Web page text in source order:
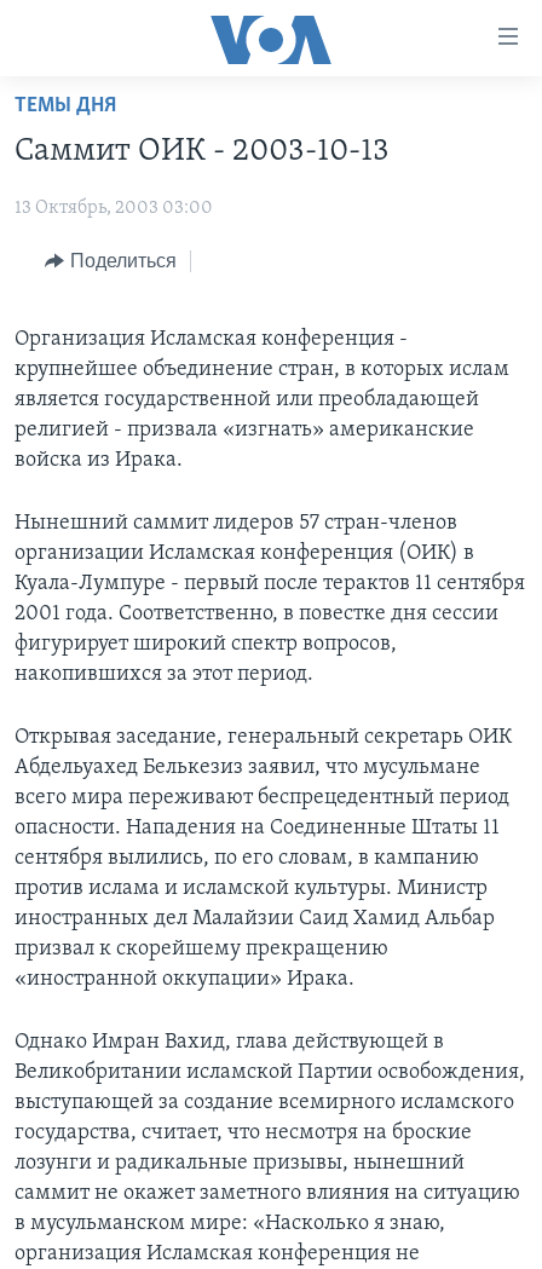
Перейти
основной
Перейти
Перейти
поиск
АМЕРИКА
НОВОСТИ ЗА МИНУТУ
ПОЧЕМУ ЭТО ВАЖНО?
ДИСКУССИЯ VOA
ДЕТАЛИ
НЬЮ-ЙОРК NEW YORK
АМЕРИКА. БОЛЬШОЕ ПУТЕШЕСТВИЕ
ПРОЕКТЫ
УЧИМ АНГЛИЙСКИЙ
А КАК В АМЕРИКЕ?
АРТЕФАКТЫ
АМЕРИКАНСКИЕ ГОРОДКИ
ЭКСПЕРТИЗА
ФАКТЫ ПРОТИВ ФЕЙКОВ
ЗА СВОБОДУ ПРЕССЫ
УЧИМ АНГЛИЙСКИЙ
ПОДПИСКА НА НОВОСТИ
Learning English
СОЦИАЛЬНЫЕ СЕТИ
Языки
ТЕМЫ ДНЯ
Саммит ОИК - 2003-10-13
13 Октябрь, 2003 03:00
Поделиться
Организация Исламская конференция -
крупнейшее объединение стран, в которых ислам
является государственной или преобладающей
религией - призвала «изгнать» американские
войска из Ирака.
Нынешний саммит лидеров 57 стран-членов
организации Исламская конференция (ОИК) в
Куала-Лумпуре - первый после терактов 11 сентября
2001 года. Соответственно, в повестке дня сессии
фигурирует широкий спектр вопросов,
накопившихся за этот период.
Открывая заседание, генеральный секретарь ОИК
Абдельуахед Белькезиз заявил, что мусульмане
всего мира переживают беспрецедентный период
опасности. Нападения на Соединенные Штаты 11
сентября вылились, по его словам, в кампанию
против ислама и исламской культуры. Министр
иностранных дел Малайзии Саид Хамид Альбар
призвал к скорейшему прекращению
«иностранной оккупации» Ирака.
Однако Имран Вахид, глава действующей в
Великобритании исламской Партии освобождения,
выступающей за создание всемирного исламского
государства, считает, что несмотря на броские
лозунги и радикальные призывы, нынешний
саммит не окажет заметного влияния на ситуацию
в мусульманском мире: «Насколько я знаю,
организация Исламская конференция не